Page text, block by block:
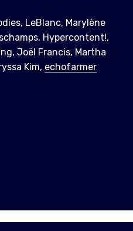
LeBlanc, Marylène
Hypercontent!,
Joël Francis, Martha
Kim, echofarmer